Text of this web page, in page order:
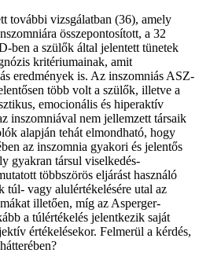
további vizsgálatban (36), amely
összepontosított, a 32
ben a szülők által jelentett tünetek
kritériumainak, amit
eredmények is. Az inszomniás ASZ-
több volt a szülők, illetve a
emocionális és hiperaktív
inszomniával nem jellemzett társaik
alapján tehát elmondható, hogy
az inszomnia gyakori és jelentős
gyakran társul viselkedés-
többszörös eljárást használó
túl- vagy alulértékelésére utal az
illetően, míg az Asperger-
a túlértékelés jelentkezik saját
értékelésekor. Felmerül a kérdés,